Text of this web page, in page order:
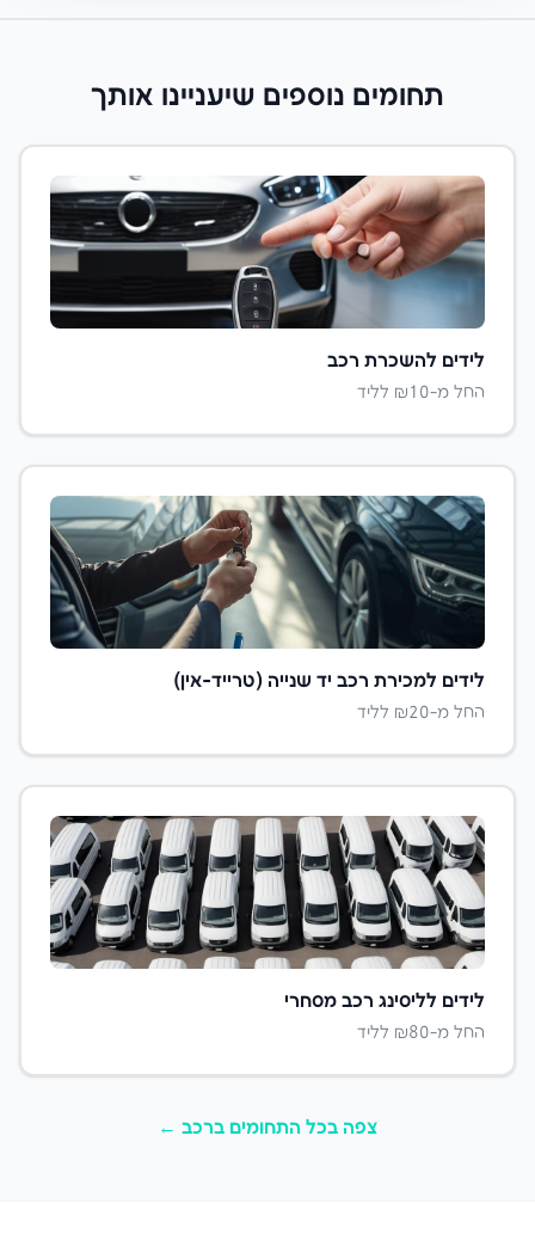
תחומים נוספים שיעניינו אותך
לידים להשכרת רכב
החל מ-₪10 לליד
לידים למכירת רכב יד שנייה (טרייד-אין)
החל מ-₪20 לליד
לידים לליסינג רכב מסחרי
החל מ-₪80 לליד
צפה בכל התחומים ברכב ←